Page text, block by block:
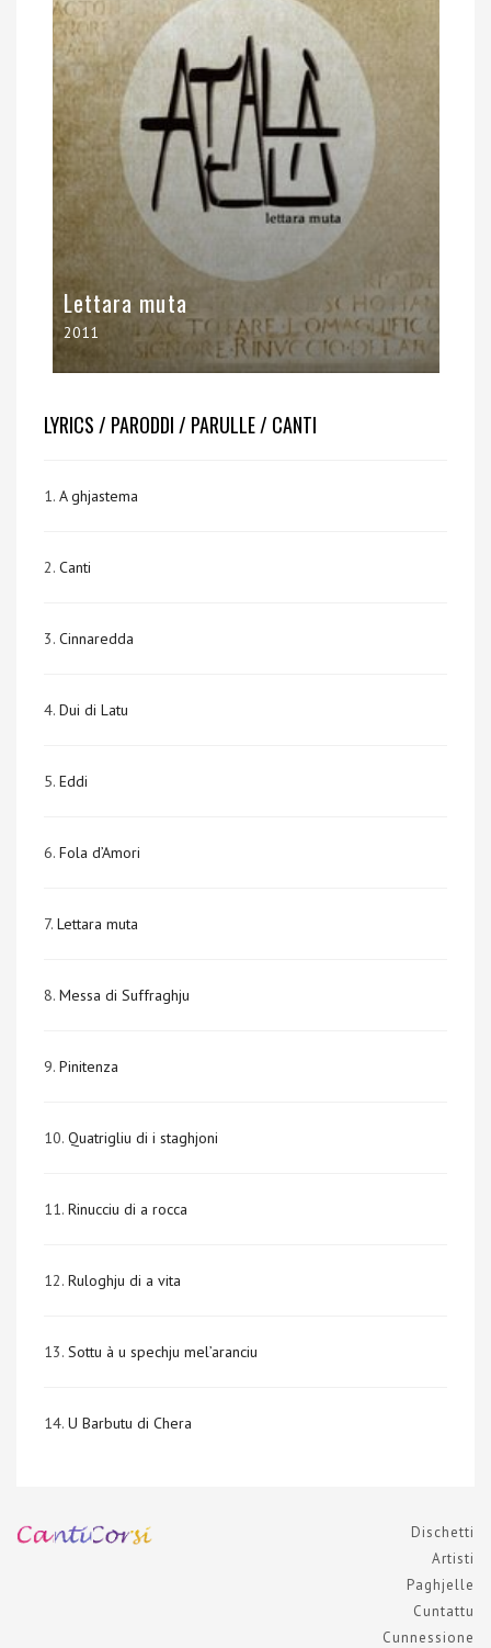
Lettara muta
2011
LYRICS / PARODDI / PARULLE / CANTI
1. A ghjastema
2. Canti
3. Cinnaredda
4. Dui di Latu
5. Eddi
6. Fola d’Amori
7. Lettara muta
8. Messa di Suffraghju
9. Pinitenza
10. Quatrigliu di i staghjoni
11. Rinucciu di a rocca
12. Ruloghju di a vita
13. Sottu à u spechju mel’aranciu
14. U Barbutu di Chera
Dischetti
Artisti
Paghjelle
Cuntattu
Cunnessione